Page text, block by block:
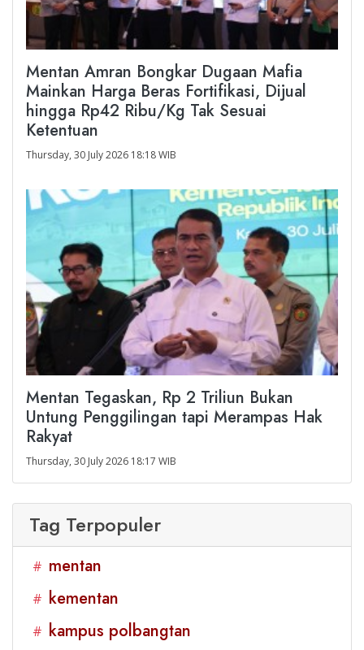
Mentan Amran Bongkar Dugaan Mafia
Mainkan Harga Beras Fortifikasi, Dijual
hingga Rp42 Ribu/Kg Tak Sesuai
Ketentuan
Thursday, 30 July 2026 18:18 WIB
Mentan Tegaskan, Rp 2 Triliun Bukan
Untung Penggilingan tapi Merampas Hak
Rakyat
Thursday, 30 July 2026 18:17 WIB
Tag Terpopuler
# mentan
# kementan
# kampus polbangtan